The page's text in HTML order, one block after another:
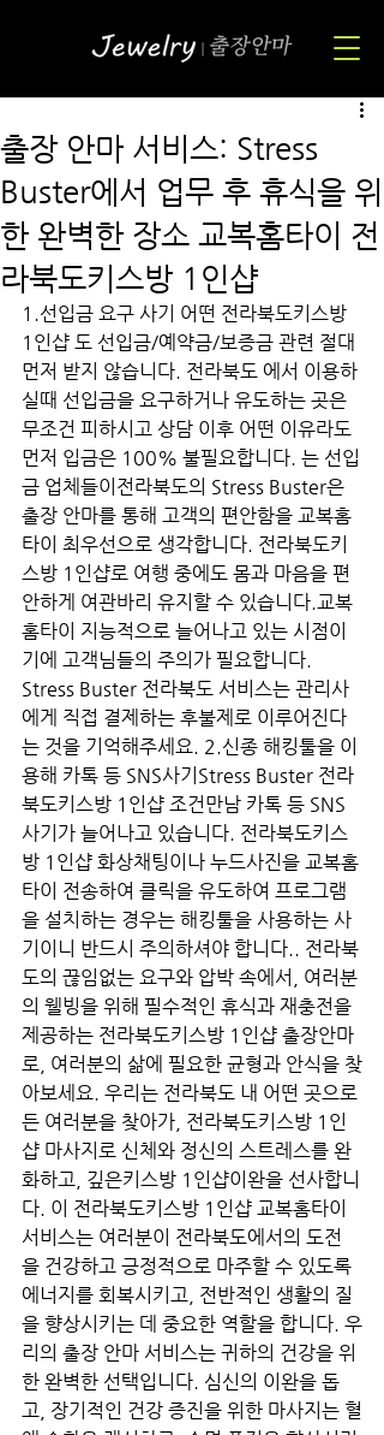
출장 안마 서비스: Stress
Buster에서 업무 후 휴식을 위
한 완벽한 장소 교복홈타이 전
라북도키스방 1인샵
1.선입금 요구 사기 어떤 전라북도키스방
1인샵 도 선입금/예약금/보증금 관련 절대
먼저 받지 않습니다. 전라북도 에서 이용하
실때 선입금을 요구하거나 유도하는 곳은
무조건 피하시고 상담 이후 어떤 이유라도
먼저 입금은 100% 불필요합니다. 는 선입
금 업체들이전라북도의 Stress Buster은
출장 안마를 통해 고객의 편안함을 교복홈
타이 최우선으로 생각합니다. 전라북도키
스방 1인샵로 여행 중에도 몸과 마음을 편
안하게 여관바리 유지할 수 있습니다.교복
홈타이 지능적으로 늘어나고 있는 시점이
기에 고객님들의 주의가 필요합니다.
Stress Buster 전라북도 서비스는 관리사
에게 직접 결제하는 후불제로 이루어진다
는 것을 기억해주세요. 2.신종 해킹툴을 이
용해 카톡 등 SNS사기Stress Buster 전라
북도키스방 1인샵 조건만남 카톡 등 SNS
사기가 늘어나고 있습니다. 전라북도키스
방 1인샵 화상채팅이나 누드사진을 교복홈
타이 전송하여 클릭을 유도하여 프로그램
을 설치하는 경우는 해킹툴을 사용하는 사
기이니 반드시 주의하셔야 합니다.. 전라북
도의 끊임없는 요구와 압박 속에서, 여러분
의 웰빙을 위해 필수적인 휴식과 재충전을
제공하는 전라북도키스방 1인샵 출장안마
로, 여러분의 삶에 필요한 균형과 안식을 찾
아보세요. 우리는 전라북도 내 어떤 곳으로
든 여러분을 찾아가, 전라북도키스방 1인
샵 마사지로 신체와 정신의 스트레스를 완
화하고, 깊은키스방 1인샵이완을 선사합니
다. 이 전라북도키스방 1인샵 교복홈타이
서비스는 여러분이 전라북도에서의 도전
을 건강하고 긍정적으로 마주할 수 있도록
에너지를 회복시키고, 전반적인 생활의 질
을 향상시키는 데 중요한 역할을 합니다. 우
리의 출장 안마 서비스는 귀하의 건강을 위
한 완벽한 선택입니다. 심신의 이완을 돕
고, 장기적인 건강 증진을 위한 마사지는 혈